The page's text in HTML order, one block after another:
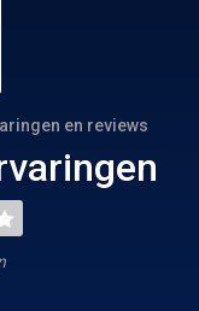
en reviews